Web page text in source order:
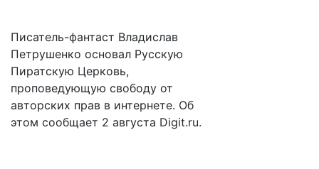
Писатель-фантаст Владислав
Петрушенко основал Русскую
Пиратскую Церковь,
проповедующую свободу от
авторских прав в интернете. Об
этом сообщает 2 августа Digit.ru.